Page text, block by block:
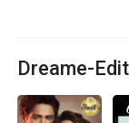
Dreame-